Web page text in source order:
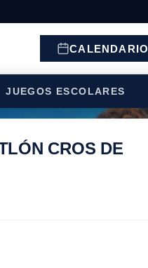
CALENDARIO
JUEGOS ESCOLARES
CROS DE